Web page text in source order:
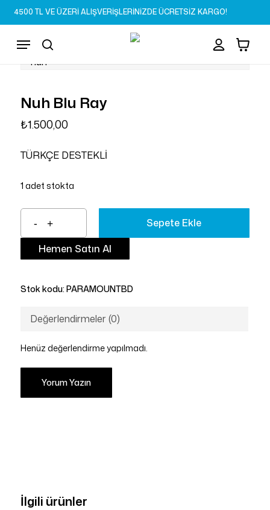
Skip
to
content
4500 TL VE ÜZERİ ALIŞVERİŞLERİNİZDE ÜCRETSİZ KARGO!
search
Menu Sepet Close
Cart
Nuh Blu Ray
₺1.500,00
TÜRKÇE DESTEKLİ
1 adet stokta
Sepete Ekle
Hemen Satın Al
Stok kodu: PARAMOUNTBD
Değerlendirmeler (0)
Henüz değerlendirme yapılmadı.
Yorum Yazın
İlgili ürünler